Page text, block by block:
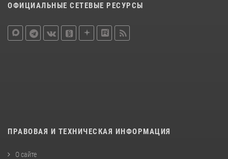
ОФИЦИАЛЬНЫЕ СЕТЕВЫЕ РЕСУРСЫ
ПРАВОВАЯ И ТЕХНИЧЕСКАЯ ИНФОРМАЦИЯ
О сайте